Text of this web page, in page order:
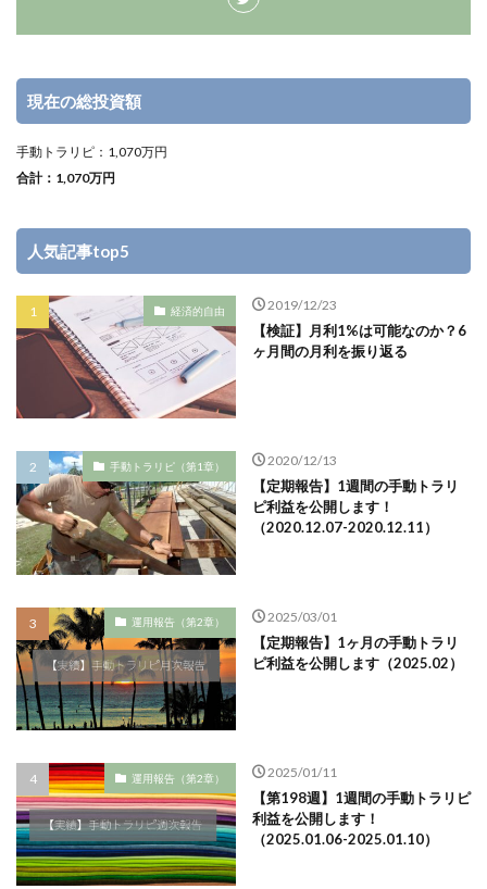
現在の総投資額
手動トラリピ：1,070万円
合計：1,070万円
人気記事top5
経済的自由 2019/12/23
【検証】月利1%は可能なのか？6
ヶ月間の月利を振り返る
手動トラリピ（第1章） 2020/12/13
【定期報告】1週間の手動トラリ
ピ利益を公開します！
（2020.12.07-2020.12.11）
運用報告（第2章） 2025/03/01
【定期報告】1ヶ月の手動トラリ
ピ利益を公開します（2025.02）
運用報告（第2章） 2025/01/11
【第198週】1週間の手動トラリピ
利益を公開します！
（2025.01.06-2025.01.10）